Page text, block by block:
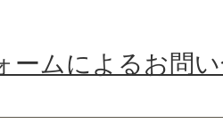
ームによるお問